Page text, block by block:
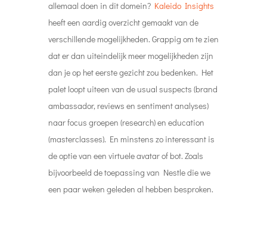
allemaal doen in dit domein? Kaleido Insights
heeft een aardig overzicht gemaakt van de
verschillende mogelijkheden. Grappig om te zien
dat er dan uiteindelijk meer mogelijkheden zijn
dan je op het eerste gezicht zou bedenken. Het
palet loopt uiteen van de usual suspects (brand
ambassador, reviews en sentiment analyses)
naar focus groepen (research) en education
(masterclasses). En minstens zo interessant is
de optie van een virtuele avatar of bot. Zoals
bijvoorbeeld de toepassing van Nestle die we
een paar weken geleden al hebben besproken.